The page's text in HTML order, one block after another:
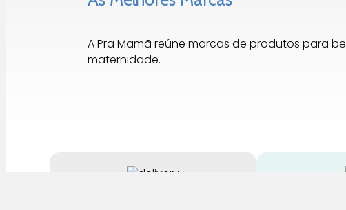
A Pra Mamã reúne marcas de produtos para
maternidade.